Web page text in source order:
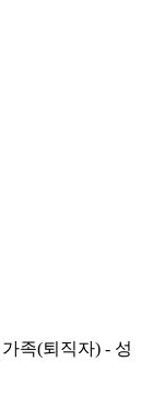
족(퇴직자) - 성